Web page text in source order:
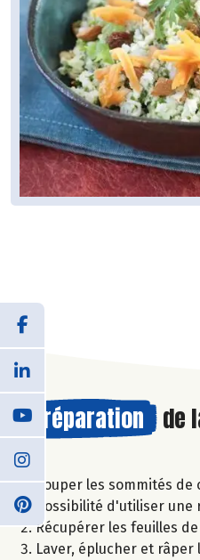
Préparation de
Couper les sommités
Possibilité d'utiliser
Récupérer les feuilles
Laver, éplucher et